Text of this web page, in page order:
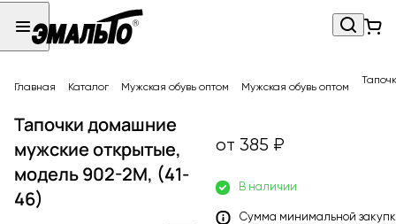
Главная Каталог Мужская обувь оптом Мужская обувь оптом
Тапочки домашние
мужские открытые,
модель 902-2M, (41-
46)
от 385 ₽
В наличии
Сумма минимальной